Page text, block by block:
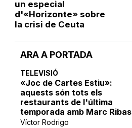
ARA A PORTADA
TELEVISIÓ
«Joc de Cartes Estiu»:
aquests són tots els
restaurants de l'última
temporada amb Marc Ribas
Víctor Rodrigo
un especial
d'«Horizonte» sobre
la crisi de Ceuta